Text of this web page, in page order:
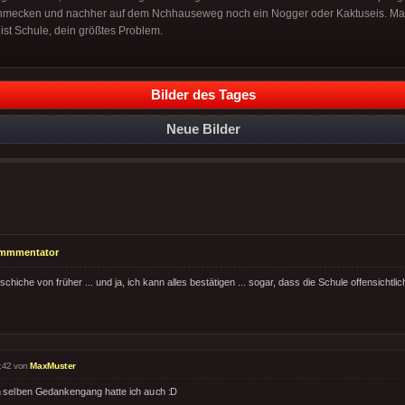
und nachher auf dem Nchhauseweg noch ein Nogger oder Kaktuseis.
Schule, dein größtes Problem.
Bilder des Tages
Neue Bilder
von früher ... und ja, ich kann alles bestätigen ... sogar, dass die Schule
vonMaxMuster
selben Gedankengang hatte ich auch :D